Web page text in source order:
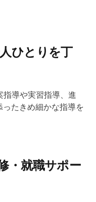
ひとりを丁
指導や実習指導、進
たきめ細かな指導を
・就職サポー